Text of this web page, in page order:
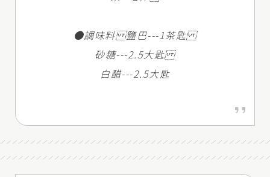
●調味料 鹽巴---1茶匙
砂糖---2.5大匙
白醋---2.5大匙